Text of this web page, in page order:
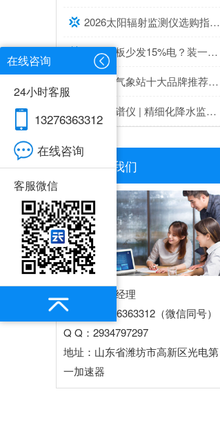
2026太阳辐射监测仪选购指南与推荐，实测靠谱！
灰尘遮板少发15%电？装一台光伏灰尘检测仪，提升发电效率，清洗成本省20%
超声波气象站十大品牌推荐榜单（2026高精度气象监测TOP10）
雨雾滴谱仪 | 精细化降水监测专业设备推荐
联系我们
联系人：王经理
电话：13276363312（微信同号）
Q Q：2934797297
地址：山东省潍坊市高新区光电第
一加速器
在线咨询
24小时客服
13276363312
在线咨询
客服微信